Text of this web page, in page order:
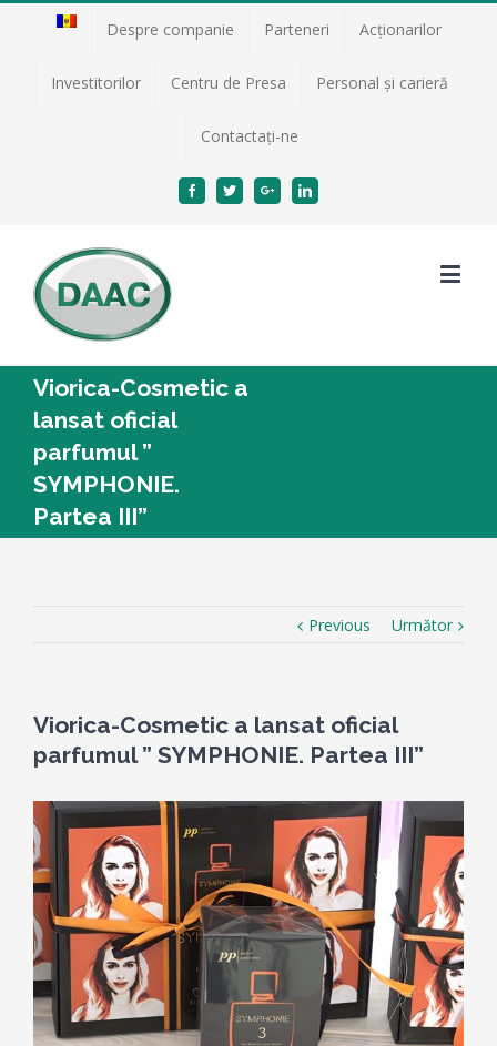
Despre companie Parteneri Acţionarilor
Investitorilor Centru de Presa Personal și carieră
Contactați-ne
FacebookTwitterGoogle+Linkedin
Viorica-Cosmetic a
lansat oficial
parfumul ”
SYMPHONIE.
Partea III”
Previous Următor
Viorica-Cosmetic a lansat oficial
parfumul ” SYMPHONIE. Partea III”
View
Larger
Image